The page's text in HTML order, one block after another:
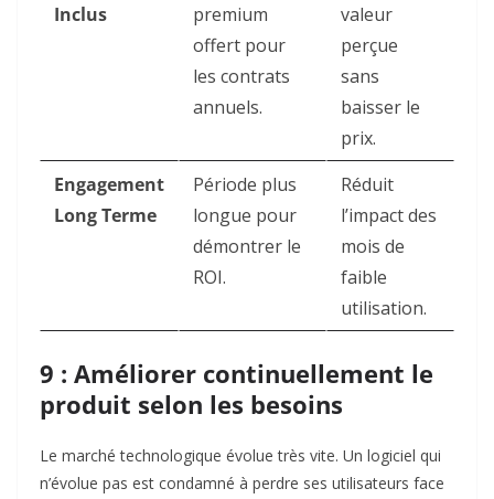
Inclus
premium
offert pour
les contrats
annuels.
valeur
perçue
sans
baisser le
prix.
Engagement
Long Terme
Période plus
longue pour
démontrer le
ROI.
Réduit
l’impact des
mois de
faible
utilisation.
9 : Améliorer continuellement le
produit selon les besoins
Le marché technologique évolue très vite. Un logiciel qui
n’évolue pas est condamné à perdre ses utilisateurs face